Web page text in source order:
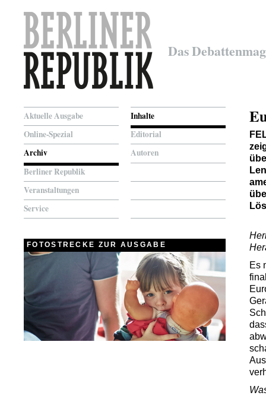
Das
Aktuelle Ausgabe
Online-Spezial
Archiv
Berliner Republik
Veranstaltungen
Service
Inhalte
Editorial
Autoren
FOTOSTRECKE ZUR AUSGABE
Es